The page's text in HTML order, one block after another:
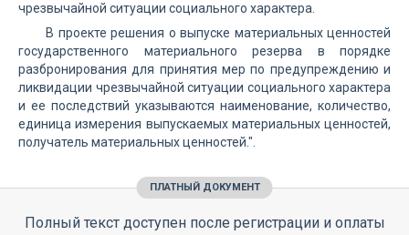
чрезвычайной ситуации социального характера.
В проекте решения о выпуске материальных ценностей
государственного материального резерва в порядке
разбронирования для принятия мер по предупреждению и
ликвидации чрезвычайной ситуации социального характера
и ее последствий указываются наименование, количество,
единица измерения выпускаемых материальных ценностей,
получатель материальных ценностей.".
ПЛАТНЫЙ ДОКУМЕНТ
Полный текст доступен после регистрации и оплаты